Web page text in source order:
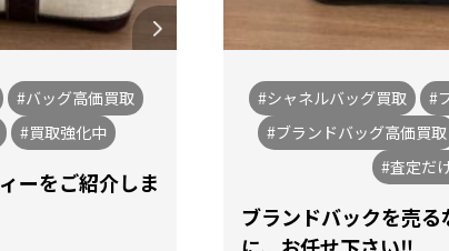
#バッグ高価買取
#買取強化中
ーをご紹介しま
#シャネルバッグ買取
#
#ブランドバッグ高価買取
#査定だ
ブランドバックを売